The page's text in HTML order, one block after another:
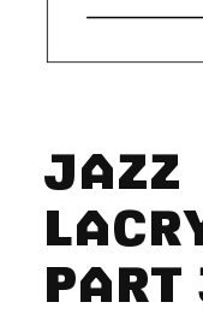
JAZZ
PART